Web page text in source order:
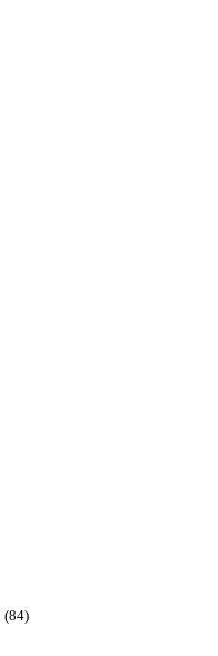
(84)